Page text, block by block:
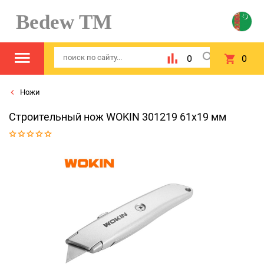
Bedew TM
0 0
Ножи
Строительный нож WOKIN 301219 61x19 мм